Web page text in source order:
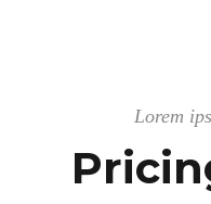
Lorem